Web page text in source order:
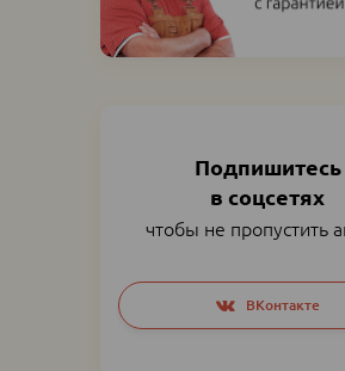
Подпишитесь
в соцсетях
чтобы не пропустить
Social
networks
links
ВКонтакте